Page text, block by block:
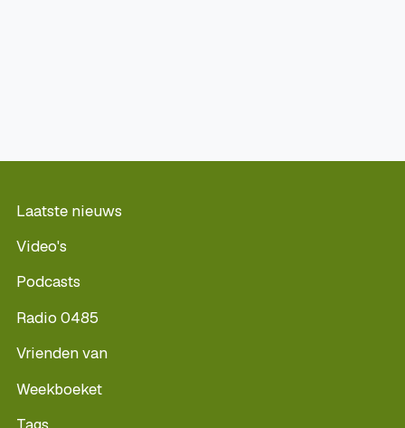
Laatste nieuws
Video's
Podcasts
Radio 0485
Vrienden van
Weekboeket